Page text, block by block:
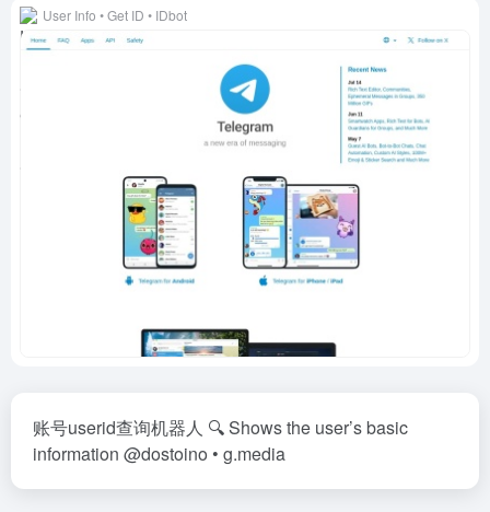
User Info • Get ID • IDbot
账号userid查询机器人 🔍 Shows the user’s basic
information @dostoino • g.media